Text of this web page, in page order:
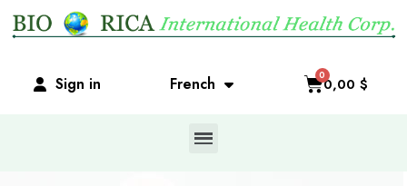
Sign in French 0,00 $